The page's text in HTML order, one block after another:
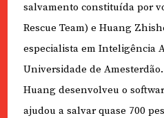
salvamento constituída por
Rescue Team) e Huang
especialista em Inteligência
Universidade de Amesterdão.
Huang desenvolveu o
ajudou a salvar quase 700